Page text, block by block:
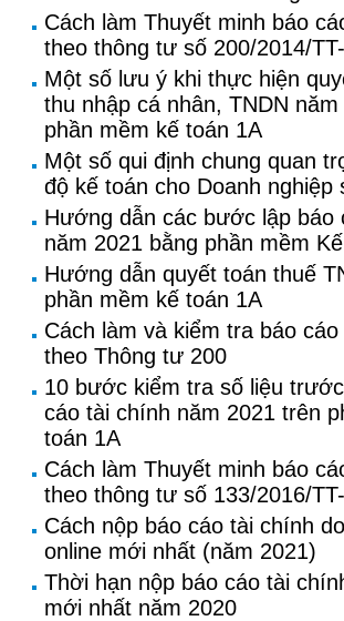
Cách làm Thuyết minh báo
theo thông tư số 200/2014/
Một số lưu ý khi thực hiện
thu nhập cá nhân, TNDN
phần mềm kế toán 1A
Một số qui định chung quan
độ kế toán cho Doanh nghiệp
Hướng dẫn các bước lập báo
năm 2021 bằng phần mềm
Hướng dẫn quyết toán thuế
phần mềm kế toán 1A
Cách làm và kiểm tra báo
theo Thông tư 200
10 bước kiểm tra số liệu
cáo tài chính năm 2021 trên
toán 1A
Cách làm Thuyết minh báo
theo thông tư số 133/2016/
Cách nộp báo cáo tài chính
online mới nhất (năm 2021)
Thời hạn nộp báo cáo tài
mới nhất năm 2020